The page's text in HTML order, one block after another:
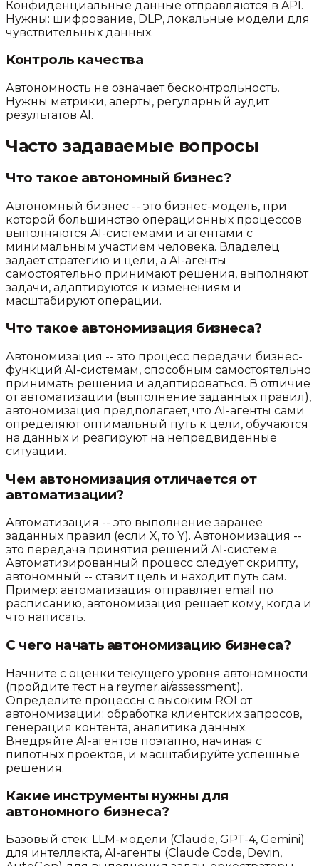
Конфиденциальные данные отправляются в API.
Нужны: шифрование, DLP, локальные модели для
чувствительных данных.
Контроль качества
Автономность не означает бесконтрольность.
Нужны метрики, алерты, регулярный аудит
результатов AI.
Часто задаваемые вопросы
Что такое автономный бизнес?
Автономный бизнес -- это бизнес-модель, при
которой большинство операционных процессов
выполняются AI-системами и агентами с
минимальным участием человека. Владелец
задаёт стратегию и цели, а AI-агенты
самостоятельно принимают решения, выполняют
задачи, адаптируются к изменениям и
масштабируют операции.
Что такое автономизация бизнеса?
Автономизация -- это процесс передачи бизнес-
функций AI-системам, способным самостоятельно
принимать решения и адаптироваться. В отличие
от автоматизации (выполнение заданных правил),
автономизация предполагает, что AI-агенты сами
определяют оптимальный путь к цели, обучаются
на данных и реагируют на непредвиденные
ситуации.
Чем автономизация отличается от
автоматизации?
Автоматизация -- это выполнение заранее
заданных правил (если X, то Y). Автономизация --
это передача принятия решений AI-системе.
Автоматизированный процесс следует скрипту,
автономный -- ставит цель и находит путь сам.
Пример: автоматизация отправляет email по
расписанию, автономизация решает кому, когда и
что написать.
С чего начать автономизацию бизнеса?
Начните с оценки текущего уровня автономности
(пройдите тест на reymer.ai/assessment).
Определите процессы с высоким ROI от
автономизации: обработка клиентских запросов,
генерация контента, аналитика данных.
Внедряйте AI-агентов поэтапно, начиная с
пилотных проектов, и масштабируйте успешные
решения.
Какие инструменты нужны для
автономного бизнеса?
Базовый стек: LLM-модели (Claude, GPT-4, Gemini)
для интеллекта, AI-агенты (Claude Code, Devin,